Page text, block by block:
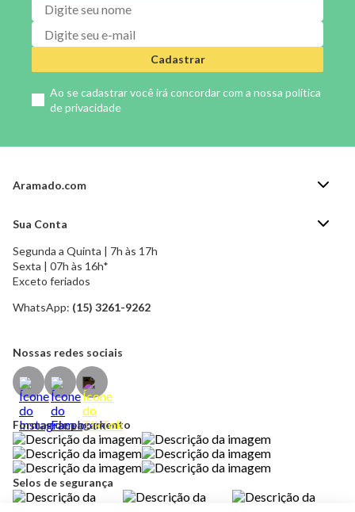
Cadastrar
Ao se cadastrar você irá concordar com a nossa política
de privacidade
Aramado.com
Blog Aramado.com
Política de Privacidade
Política de Troca e Devolução
Política de Frete Grátis
Sua Conta
Minha Conta
Meus pedidos
Segunda a Quinta | 7h às 17h
Sexta | 07h às 16h*
Exceto feriados
WhatsApp: (15) 3261-9262
Nossas redes sociais
Formas de pagamento
Selos de segurança